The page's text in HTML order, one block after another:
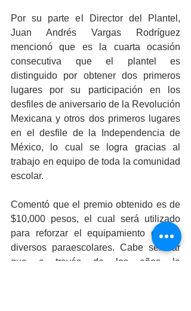
Por su parte el Director del Plantel,
Juan Andrés Vargas Rodríguez
mencionó que es la cuarta ocasión
consecutiva que el plantel es
distinguido por obtener dos primeros
lugares por su participación en los
desfiles de aniversario de la Revolución
Mexicana y otros dos primeros lugares
en el desfile de la Independencia de
México, lo cual se logra gracias al
trabajo en equipo de toda la comunidad
escolar.
Comentó que el premio obtenido es de
$10,000 pesos, el cual será utilizado
para reforzar el equipamiento de los
diversos paraescolares. Cabe señalar
que a través de los años la